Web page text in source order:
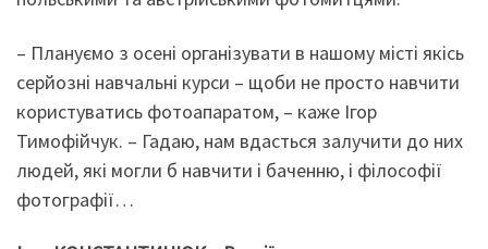
– Плануємо з осені організувати в нашому місті якісь
серйозні навчальні курси – щоби не просто навчити
користуватись фотоапаратом, – каже Ігор
Тимофійчук. – Гадаю, нам вдасться залучити до них
людей, які могли б навчити і баченню, і філософії
фотографії…